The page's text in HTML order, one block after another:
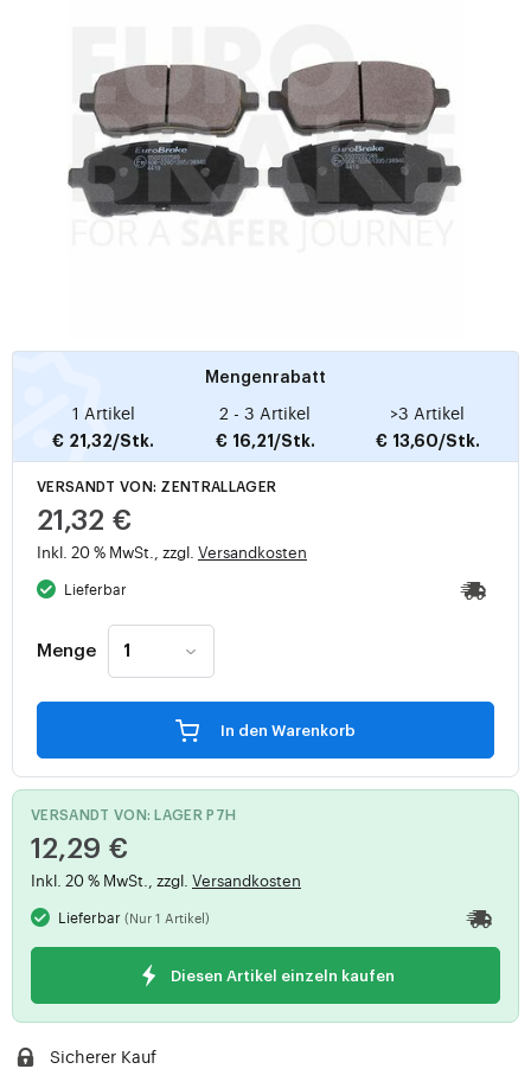
Mengenrabatt
1 Artikel
€ 21,32/Stk.
2 - 3 Artikel
€ 16,21/Stk.
>3 Artikel
€ 13,60/Stk.
VERSANDT VON: ZENTRALLAGER
21,32 €
Inkl. 20 % MwSt., zzgl. Versandkosten
Lieferbar
Menge
In den Warenkorb
VERSANDT VON: LAGER P7H
12,29 €
Inkl. 20 % MwSt., zzgl. Versandkosten
Lieferbar(Nur 1 Artikel)
Diesen Artikel einzeln kaufen
Sicherer Kauf